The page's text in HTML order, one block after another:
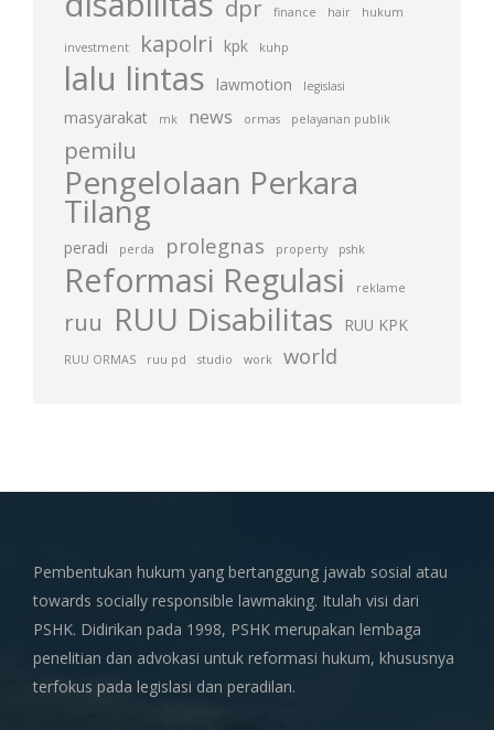
dpr finance hair hukum
investment kapolri kpk kuhp
lalu lintas lawmotion legislasi
masyarakat mk news ormas pelayanan publik
pemilu
Pengelolaan Perkara
Tilang
peradi perda prolegnas property pshk
Reformasi Regulasi reklame
ruu RUU Disabilitas RUU KPK
RUU ORMAS ruu pd studio work world
Pembentukan hukum yang bertanggung jawab sosial atau
towards socially responsible lawmaking. Itulah visi dari
PSHK. Didirikan pada 1998, PSHK merupakan lembaga
penelitian dan advokasi untuk reformasi hukum, khususnya
terfokus pada legislasi dan peradilan.